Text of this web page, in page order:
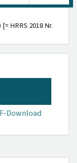
HRRS 2018 Nr.
Download